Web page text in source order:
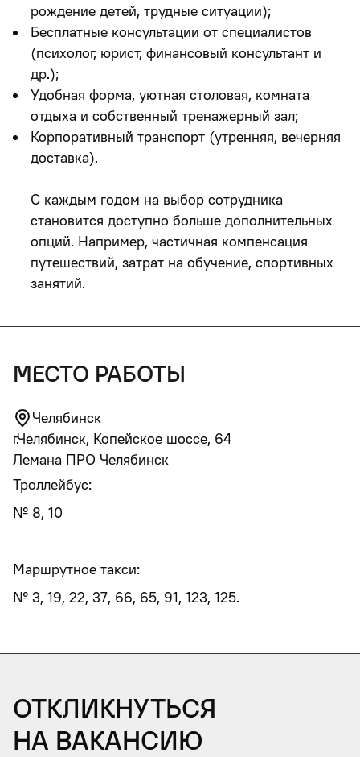
рождение детей, трудные ситуации);
Бесплатные консультации от специалистов
(психолог, юрист, финансовый консультант и
др.);
Удобная форма, уютная столовая, комната
отдыха и собственный тренажерный зал;
Корпоративный транспорт (утренняя, вечерняя
доставка).
С каждым годом на выбор сотрудника
становится доступно больше дополнительных
опций. Например, частичная компенсация
путешествий, затрат на обучение, спортивных
занятий.
место работы
Челябинск
г.Челябинск, Копейское шоссе, 64
Лемана ПРО Челябинск
Троллейбус:
№ 8, 10
Маршрутное такси:
№ 3, 19, 22, 37, 66, 65, 91, 123, 125.
Откликнуться
на вакансию